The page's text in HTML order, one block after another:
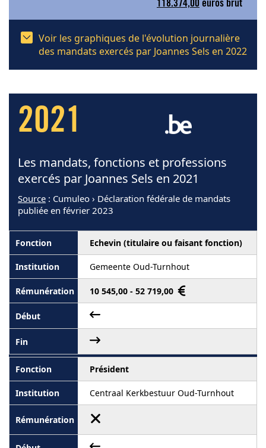
118.374,00 euros brut
Voir les graphiques de l'évolution journalière
des mandats exercés par Joannes Sels en 2022
2021
Les mandats, fonctions et professions
exercés par Joannes Sels en 2021
Source : Cumuleo › Déclaration fédérale de mandats
publiée en février 2023
Echevin (titulaire ou faisant fonction)
Gemeente Oud-Turnhout
10 545,00 - 52 719,00
Président
Centraal Kerkbestuur Oud-Turnhout